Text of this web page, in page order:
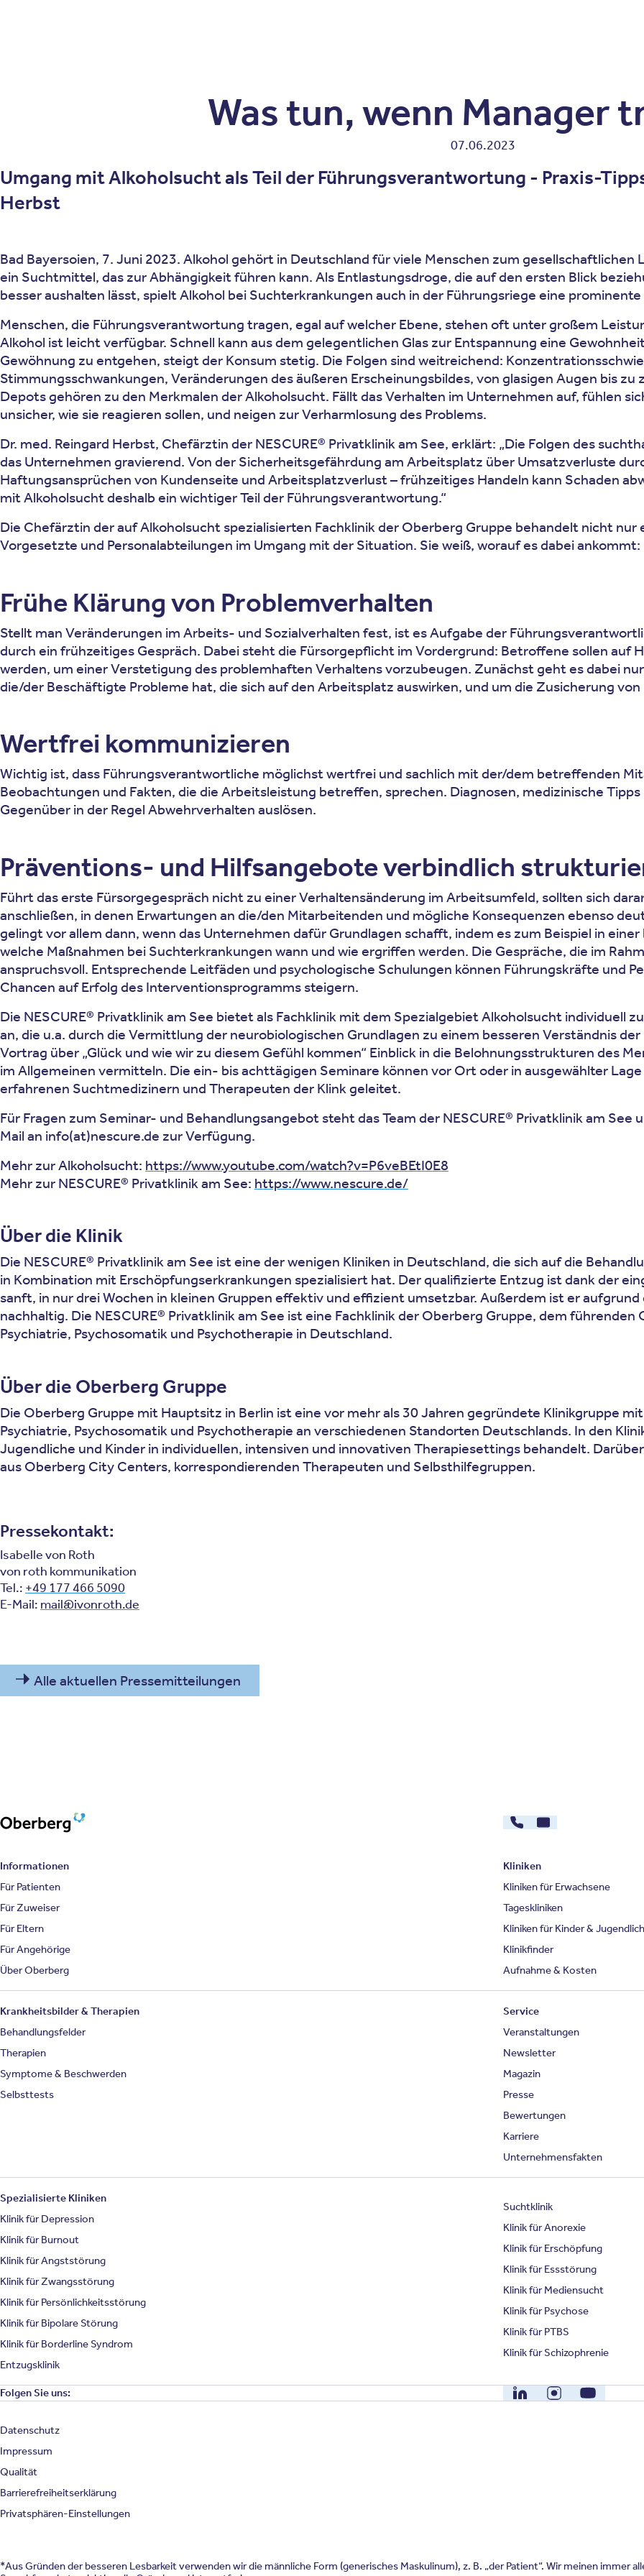
Was tun, wenn Manager
07.06.2023
Umgang mit Alkoholsucht als Teil der Führungsverantwortung - Praxis-
Herbst
Bad Bayersoien, 7. Juni 2023. Alkohol gehört in Deutschland für viele Menschen zum
ein Suchtmittel, das zur Abhängigkeit führen kann. Als Entlastungsdroge, die auf den ersten Blick
besser aushalten lässt, spielt Alkohol bei Suchterkrankungen auch in der Führungsriege eine prominente
Menschen, die Führungsverantwortung tragen, egal auf welcher Ebene, stehen oft unter großem
Alkohol ist leicht verfügbar. Schnell kann aus dem gelegentlichen Glas zur Entspannung eine
Gewöhnung zu entgehen, steigt der Konsum stetig. Die Folgen sind weitreichend:
Stimmungsschwankungen, Veränderungen des äußeren Erscheinungsbildes, von glasigen Augen bis
Depots gehören zu den Merkmalen der Alkoholsucht. Fällt das Verhalten im Unternehmen auf, fühlen
unsicher, wie sie reagieren sollen, und neigen zur Verharmlosung des Problems.
Dr. med. Reingard Herbst, Chefärztin der NESCURE® Privatklinik am See, erklärt: „Die Folgen des
das Unternehmen gravierend. Von der Sicherheitsgefährdung am Arbeitsplatz über Umsatzverluste
Haftungsansprüchen von Kundenseite und Arbeitsplatzverlust – frühzeitiges Handeln kann Schaden
mit Alkoholsucht deshalb ein wichtiger Teil der Führungsverantwortung.“
Die Chefärztin der auf Alkoholsucht spezialisierten Fachklinik der Oberberg Gruppe behandelt nicht
Vorgesetzte und Personalabteilungen im Umgang mit der Situation. Sie weiß, worauf es dabei ankommt:
Frühe Klärung von Problemverhalten
Stellt man Veränderungen im Arbeits- und Sozialverhalten fest, ist es Aufgabe der
durch ein frühzeitiges Gespräch. Dabei steht die Fürsorgepflicht im Vordergrund: Betroffene sollen
werden, um einer Verstetigung des problemhaften Verhaltens vorzubeugen. Zunächst geht es dabei
die/der Beschäftigte Probleme hat, die sich auf den Arbeitsplatz auswirken, und um die Zusicherung
Wertfrei kommunizieren
Wichtig ist, dass Führungsverantwortliche möglichst wertfrei und sachlich mit der/dem betreffenden
Beobachtungen und Fakten, die die Arbeitsleistung betreffen, sprechen. Diagnosen, medizinische
Gegenüber in der Regel Abwehrverhalten auslösen.
Präventions- und Hilfsangebote verbindlich
Führt das erste Fürsorgegespräch nicht zu einer Verhaltensänderung im Arbeitsumfeld, sollten sich
anschließen, in denen Erwartungen an die/den Mitarbeitenden und mögliche Konsequenzen ebenso
gelingt vor allem dann, wenn das Unternehmen dafür Grundlagen schafft, indem es zum Beispiel in
welche Maßnahmen bei Suchterkrankungen wann und wie ergriffen werden. Die Gespräche, die im
anspruchsvoll. Entsprechende Leitfäden und psychologische Schulungen können Führungskräfte und
Chancen auf Erfolg des Interventionsprogramms steigern.
Die NESCURE® Privatklinik am See bietet als Fachklinik mit dem Spezialgebiet Alkoholsucht
an, die u.a. durch die Vermittlung der neurobiologischen Grundlagen zu einem besseren Verständnis
Vortrag über „Glück und wie wir zu diesem Gefühl kommen“ Einblick in die Belohnungsstrukturen des
im Allgemeinen vermitteln. Die ein- bis achttägigen Seminare können vor Ort oder in ausgewählter
erfahrenen Suchtmedizinern und Therapeuten der Klink geleitet.
Für Fragen zum Seminar- und Behandlungsangebot steht das Team der NESCURE® Privatklinik am
Mail an info(at)nescure.de zur Verfügung.
Mehr zur Alkoholsucht: https://www.youtube.com/watch?v=P6veBEtI0E8
Mehr zur NESCURE® Privatklinik am See: https://www.nescure.de/
Über die Klinik
Die NESCURE® Privatklinik am See ist eine der wenigen Kliniken in Deutschland, die sich auf die
in Kombination mit Erschöpfungserkrankungen spezialisiert hat. Der qualifizierte Entzug ist dank der
sanft, in nur drei Wochen in kleinen Gruppen effektiv und effizient umsetzbar. Außerdem ist er
nachhaltig. Die NESCURE® Privatklinik am See ist eine Fachklinik der Oberberg Gruppe, dem
Psychiatrie, Psychosomatik und Psychotherapie in Deutschland.
Über die Oberberg Gruppe
Die Oberberg Gruppe mit Hauptsitz in Berlin ist eine vor mehr als 30 Jahren gegründete Klinikgruppe
Psychiatrie, Psychosomatik und Psychotherapie an verschiedenen Standorten Deutschlands. In den
Jugendliche und Kinder in individuellen, intensiven und innovativen Therapiesettings behandelt.
aus Oberberg City Centers, korrespondierenden Therapeuten und Selbsthilfegruppen.
Pressekontakt:
Isabelle von Roth
von roth kommunikation
Tel.: +49 177 466 5090
E-Mail: mail@ivonroth.de
Alle aktuellen Pressemitteilungen
030 - 26478607
Kontakt
Informationen
Für Patienten
Für Zuweiser
Für Eltern
Für Angehörige
Über Oberberg
Kliniken
Kliniken für Erwachsene
Tageskliniken
Kliniken für Kinder &
Klinikfinder
Aufnahme & Kosten
Krankheitsbilder & Therapien
Behandlungsfelder
Therapien
Symptome & Beschwerden
Selbsttests
Service
Veranstaltungen
Newsletter
Magazin
Presse
Bewertungen
Karriere
Unternehmensfakten
Spezialisierte Kliniken
Klinik für Depression
Klinik für Burnout
Klinik für Angststörung
Klinik für Zwangsstörung
Klinik für Persönlichkeitsstörung
Klinik für Bipolare Störung
Klinik für Borderline Syndrom
Entzugsklinik
Suchtklinik
Klinik für Anorexie
Klinik für Erschöpfung
Klinik für Essstörung
Klinik für Mediensucht
Klinik für Psychose
Klinik für PTBS
Klinik für Schizophrenie
Folgen Sie uns: LinkedIn InstagramYouTube
Datenschutz
Impressum
Qualität
Barrierefreiheitserklärung
Privatsphären-Einstellungen
*Aus Gründen der besseren Lesbarkeit verwenden wir die männliche Form (generisches Maskulinum), z. B. „der Patient“. Wir meinen immer